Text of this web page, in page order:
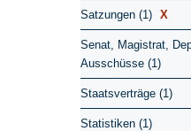
Satzungen (1) X
Senat, Magistrat,
Ausschüsse (1)
Staatsverträge (1)
Statistiken (1)